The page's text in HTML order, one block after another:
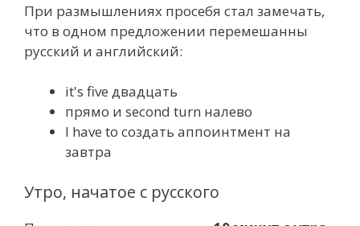
При размышлениях просебя стал замечать,
что в одном предложении перемешанны
русский и английский:
it's five двадцать
прямо и second turn налево
I have to создать аппоинтмент на
завтра
Утро, начатое с русского